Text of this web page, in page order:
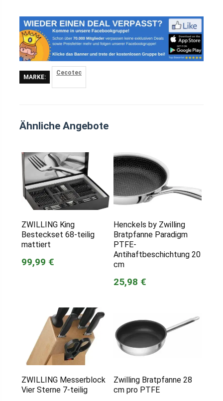
MARKE:
Cecotec
Ähnliche Angebote
ZWILLING King
Besteckset 68-teilig
mattiert
99,99 €
Henckels by Zwilling
Bratpfanne Paradigm
PTFE-
Antihaftbeschichtung 20
cm
25,98 €
ZWILLING Messerblock
Vier Sterne 7-teilig
Zwilling Bratpfanne 28
cm pro PTFE